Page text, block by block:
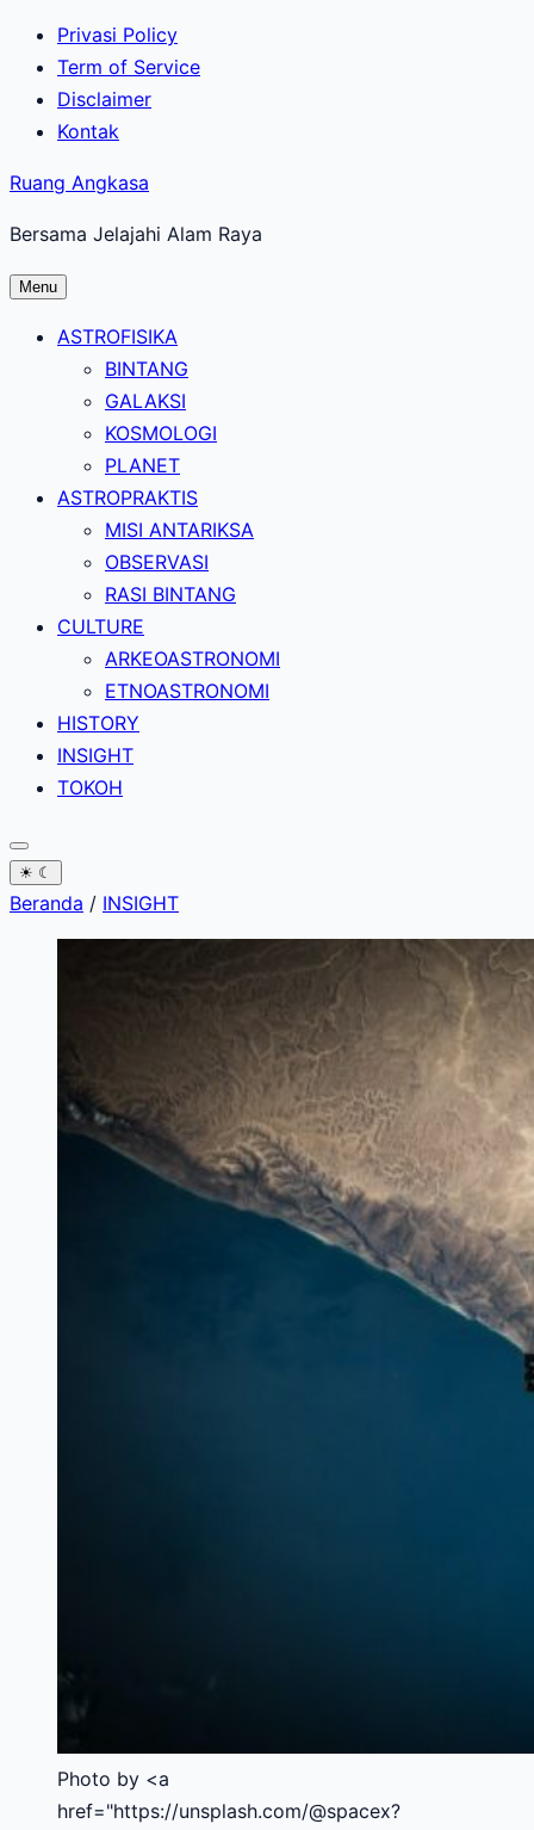
Lewati
konten
utama
Privasi Policy
Term of Service
Disclaimer
Kontak
Ruang Angkasa
Bersama Jelajahi Alam Raya
Menu
ASTROFISIKA
BINTANG
GALAKSI
KOSMOLOGI
PLANET
ASTROPRAKTIS
MISI ANTARIKSA
OBSERVASI
RASI BINTANG
CULTURE
ARKEOASTRONOMI
ETNOASTRONOMI
HISTORY
INSIGHT
TOKOH
☀ ☾
Beranda / INSIGHT
Photo by <a
href="https://unsplash.com/@spacex?